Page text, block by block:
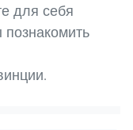
для себя